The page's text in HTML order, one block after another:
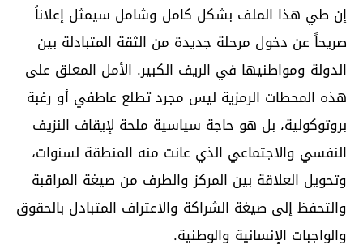
إن طي هذا الملف بشكل كامل وشامل سيمثل إعلاناً
صريحاً عن دخول مرحلة جديدة من الثقة المتبادلة بين
الدولة ومواطنيها في الريف الكبير. الأمل المعلق على
هذه المحطات الرمزية ليس مجرد تطلع عاطفي أو رغبة
بروتوكولية، بل هو حاجة سياسية ملحة لإيقاف النزيف
النفسي والاجتماعي الذي عانت منه المنطقة لسنوات،
وتحويل العلاقة بين المركز والطرف من صيغة المراقبة
والتحفظ إلى صيغة الشراكة والاعتراف المتبادل بالحقوق
والواجبات الإنسانية والوطنية.